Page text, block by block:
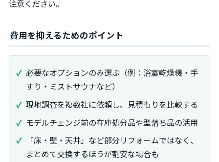
注意ください。
費用を抑えるためのポイント
必要なオプションのみ選ぶ（例：浴室乾燥機・手
すり・ミストサウナなど）
現地調査を複数社に依頼し、見積もりを比較する
モデルチェンジ前の在庫処分品や型落ち品の活用
「床・壁・天井」など部分リフォームではなく、
まとめて交換するほうが割安な場合も